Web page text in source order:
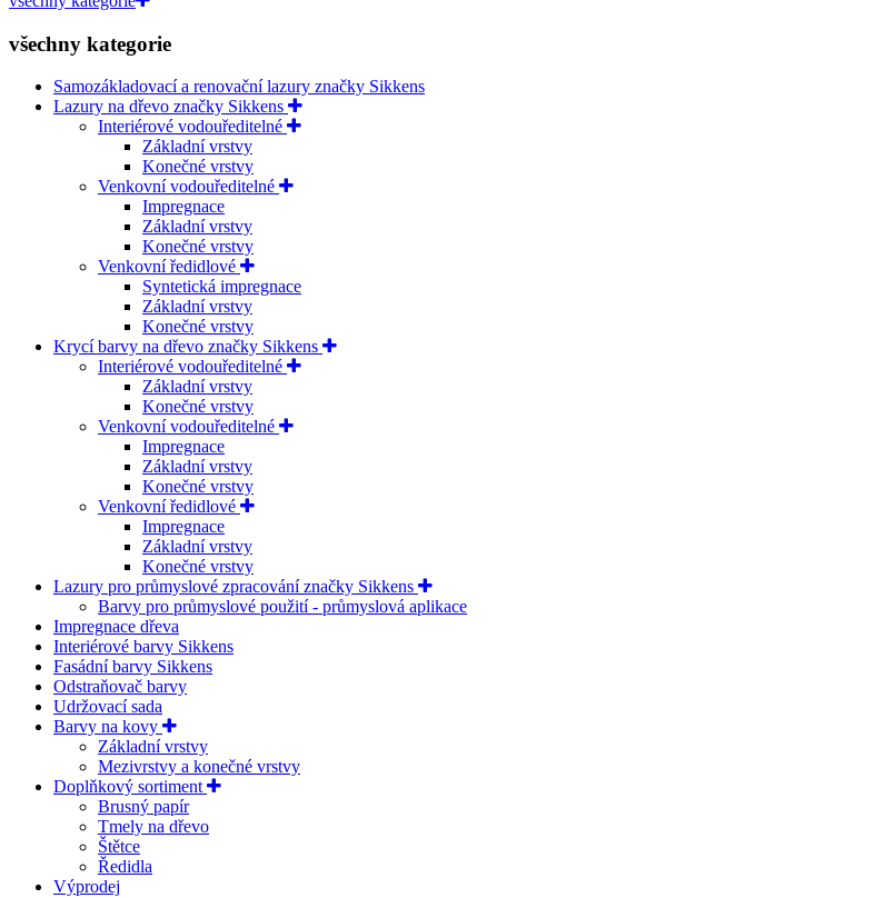
všechny kategorie
Samozákladovací a renovační lazury značky Sikkens
Lazury na dřevo značky Sikkens
Interiérové vodouředitelné
Základní vrstvy
Konečné vrstvy
Venkovní vodouředitelné
Impregnace
Základní vrstvy
Konečné vrstvy
Venkovní ředidlové
Syntetická impregnace
Základní vrstvy
Konečné vrstvy
Krycí barvy na dřevo značky Sikkens
Interiérové vodouředitelné
Základní vrstvy
Konečné vrstvy
Venkovní vodouředitelné
Impregnace
Základní vrstvy
Konečné vrstvy
Venkovní ředidlové
Impregnace
Základní vrstvy
Konečné vrstvy
Lazury pro průmyslové zpracování značky Sikkens
Barvy pro průmyslové použití - průmyslová aplikace
Impregnace dřeva
Interiérové barvy Sikkens
Fasádní barvy Sikkens
Odstraňovač barvy
Udržovací sada
Barvy na kovy
Základní vrstvy
Mezivrstvy a konečné vrstvy
Doplňkový sortiment
Brusný papír
Tmely na dřevo
Štětce
Ředidla
Výprodej